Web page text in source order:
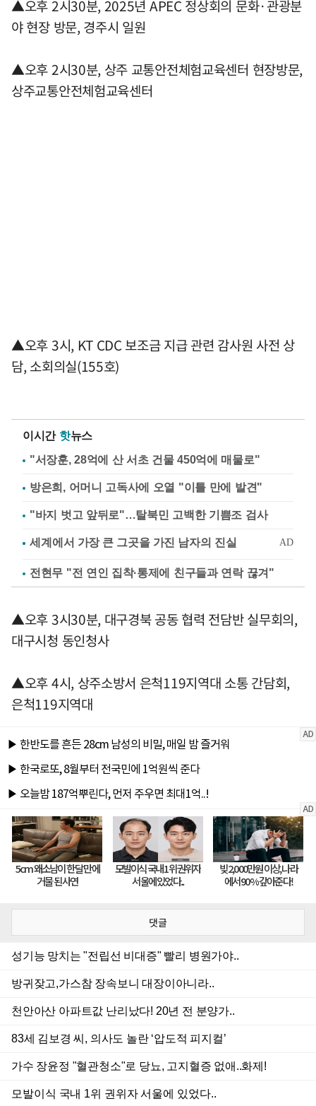
▲오후 2시30분, 2025년 APEC 정상회의 문화·관광분
야 현장 방문, 경주시 일원
▲오후 2시30분, 상주 교통안전체험교육센터 현장방문,
상주교통안전체험교육센터
▲오후 3시, KT CDC 보조금 지급 관련 감사원 사전 상
담, 소회의실(155호)
이시간 핫뉴스
"서장훈, 28억에 산 서초 건물 450억에 매물로"
방은희, 어머니 고독사에 오열 "이틀 만에 발견"
"바지 벗고 앞뒤로"…탈북민 고백한 기쁨조 검사
전현무 "전 연인 집착·통제에 친구들과 연락 끊겨"
▲오후 3시30분, 대구경북 공동 협력 전담반 실무회의,
대구시청 동인청사
▲오후 4시, 상주소방서 은척119지역대 소통 간담회,
은척119지역대
댓글